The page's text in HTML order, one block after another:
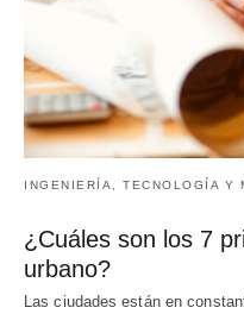
INGENIERÍA, TECNOLOGÍA Y
¿Cuáles son los 7
urbano?
Las ciudades están en